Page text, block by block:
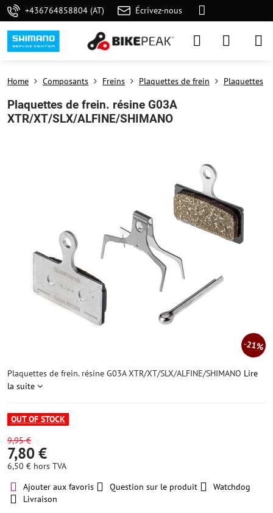
+436764858804 (AT) Écrivez-nous
21%
Home Composants Freins Plaquettes de frein Plaquettes
Plaquettes de frein. résine G03A
XTR/XT/SLX/ALFINE/SHIMANO
Plaquettes de frein. résine G03A XTR/XT/SLX/ALFINE/SHIMANO Lire
la suite
OUT OF STOCK
9,95 €
7,80 €
6,50 € hors TVA
Ajouter aux favoris
Question sur le produit
Watchdog
Livraison